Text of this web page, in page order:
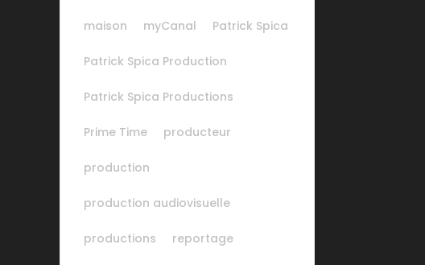
maison myCanal Patrick Spica
Patrick Spica Production
Patrick Spica Productions
Prime Time producteur
production
production audiovisuelle
productions reportage